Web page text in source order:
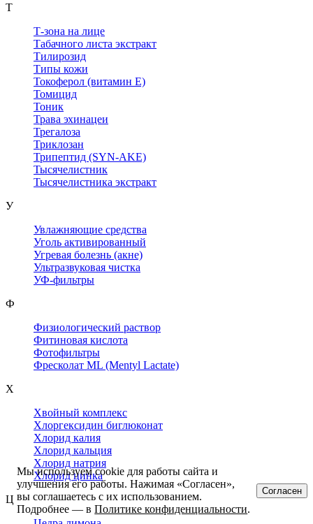
Т
Т-зона на лице
Табачного листа экстракт
Тилирозид
Типы кожи
Токоферол (витамин Е)
Томицид
Тоник
Трава эхинацеи
Трегалоза
Триклозан
Трипептид (SYN-AKE)
Тысячелистник
Тысячелистника экстракт
У
Увлажняющие средства
Уголь активированный
Угревая болезнь (акне)
Ультразвуковая чистка
УФ-фильтры
Ф
Физиологический раствор
Фитиновая кислота
Фотофильтры
Фресколат ML (Mentyl Lactate)
Х
Хвойный комплекс
Хлоргексидин биглюконат
Хлорид калия
Хлорид кальция
Хлорид натрия
Хлорид цинка
Ц
Мы используем cookie для работы сайта и
улучшения его работы. Нажимая «Согласен»,
вы соглашаетесь с их использованием.
Подробнее — вПолитике конфиденциальности.
Согласен